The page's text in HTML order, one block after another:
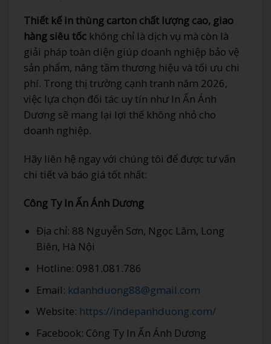
Thiết kế in thùng carton chất lượng cao, giao
hàng siêu tốc không chỉ là dịch vụ mà còn là
giải pháp toàn diện giúp doanh nghiệp bảo vệ
sản phẩm, nâng tầm thương hiệu và tối ưu chi
phí. Trong thị trường cạnh tranh năm 2026,
việc lựa chọn đối tác uy tín như In Ấn Ánh
Dương sẽ mang lại lợi thế không nhỏ cho
doanh nghiệp.
Hãy liên hệ ngay với chúng tôi để được tư vấn
chi tiết và báo giá tốt nhất:
Công Ty In Ấn Ánh Dương
Địa chỉ: 88 Nguyễn Sơn, Ngọc Lâm, Long
Biên, Hà Nội
Hotline: 0981.081.786
Email: kdanhduong88@gmail.com
Website: https://indepanhduong.com/
Facebook: Công Ty In Ấn Ánh Dương